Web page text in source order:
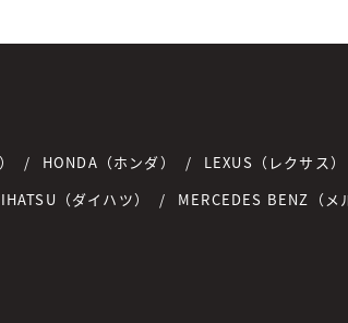
HONDA（ホンダ） LEXUS（レクサス）
（ダイハツ）
MERCEDES BENZ（メ